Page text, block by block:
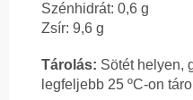
Szénhidrát: 0,6 g
Zsír: 9,6 g
Tárolás: Sötét helyen,
legfeljebb 25 ºC-on